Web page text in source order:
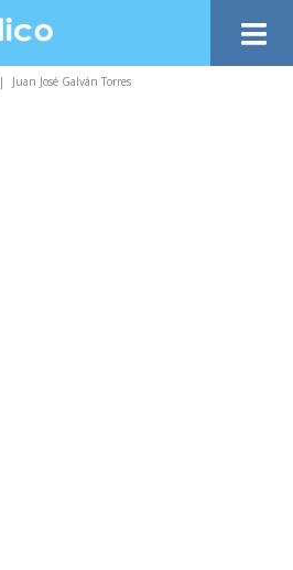
| Juan José Galván Torres